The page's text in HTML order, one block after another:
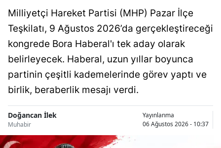
Milliyetçi Hareket Partisi (MHP) Pazar İlçe
Teşkilatı, 9 Ağustos 2026’da gerçekleştireceği
kongrede Bora Haberal'ı tek aday olarak
belirleyecek. Haberal, uzun yıllar boyunca
partinin çeşitli kademelerinde görev yaptı ve
birlik, beraberlik mesajı verdi.
Doğancan İlek
Muhabir
Yayınlanma
06 Ağustos 2026 - 10:37